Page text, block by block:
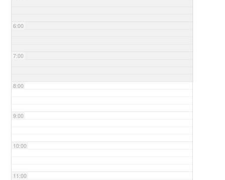
6:00
7:00
8:00
9:00
10:00
11:00